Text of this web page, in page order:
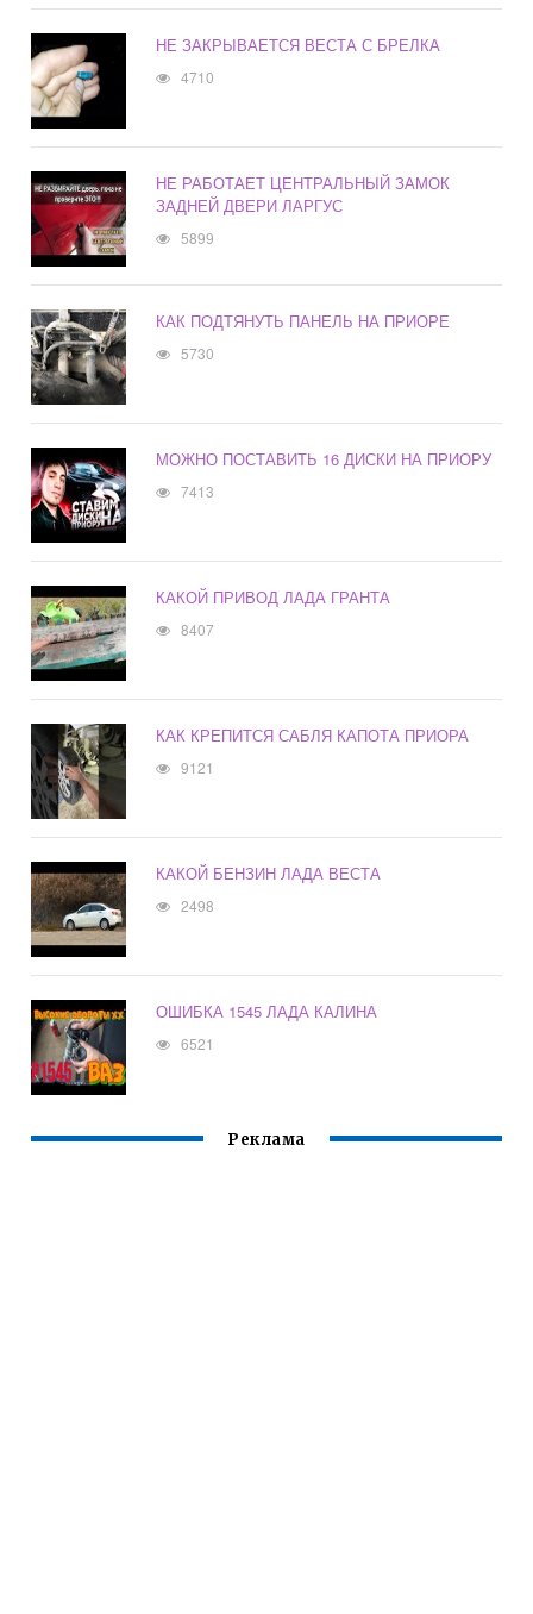
НЕ ЗАКРЫВАЕТСЯ ВЕСТА С БРЕЛКА
4710
НЕ РАБОТАЕТ ЦЕНТРАЛЬНЫЙ ЗАМОК
ЗАДНЕЙ ДВЕРИ ЛАРГУС
5899
КАК ПОДТЯНУТЬ ПАНЕЛЬ НА ПРИОРЕ
5730
МОЖНО ПОСТАВИТЬ 16 ДИСКИ НА ПРИОРУ
7413
КАКОЙ ПРИВОД ЛАДА ГРАНТА
8407
КАК КРЕПИТСЯ САБЛЯ КАПОТА ПРИОРА
9121
КАКОЙ БЕНЗИН ЛАДА ВЕСТА
2498
ОШИБКА 1545 ЛАДА КАЛИНА
6521
Реклама